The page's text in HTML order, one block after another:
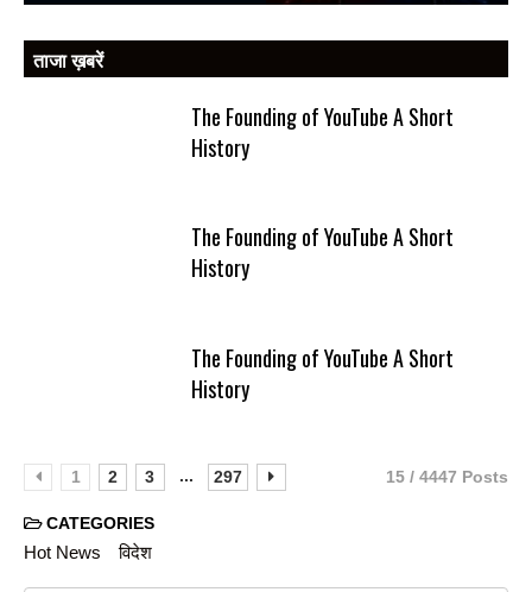
ताजा ख़बरें
The Founding of YouTube A Short
History
The Founding of YouTube A Short
History
The Founding of YouTube A Short
History
1 2 3 ... 297 15 / 4447 Posts
CATEGORIES
Hot News विदेश